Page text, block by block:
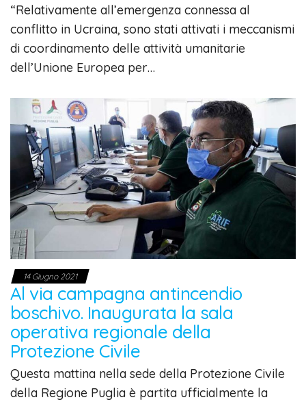
“Relativamente all’emergenza connessa al
conflitto in Ucraina, sono stati attivati i meccanismi
di coordinamento delle attività umanitarie
dell’Unione Europea per…
14 Giugno 2021
Al via campagna antincendio
boschivo. Inaugurata la sala
operativa regionale della
Protezione Civile
Questa mattina nella sede della Protezione Civile
della Regione Puglia è partita ufficialmente la